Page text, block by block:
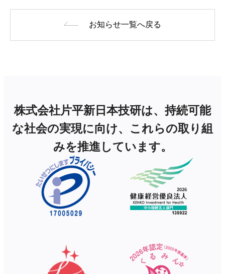
お知らせ一覧へ戻る
株式会社片平新日本技研は、持続可能
な社会の実現に向け、これらの取り組
みを推進しています。